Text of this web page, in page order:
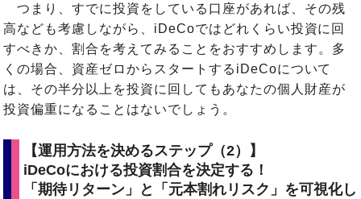
つまり、すでに投資をしている口座があれば、その残
高なども考慮しながら、iDeCoではどれくらい投資に回
すべきか、割合を考えてみることをおすすめします。多
くの場合、資産ゼロからスタートするiDeCoについて
は、その半分以上を投資に回してもあなたの個人財産が
投資偏重になることはないでしょう。
【運用方法を決めるステップ（2）】
iDeCoにおける投資割合を決定する！
「期待リターン」と「元本割れリスク」を可視化し